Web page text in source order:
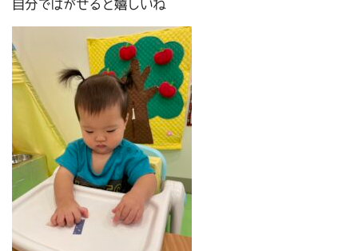
自分ではがせると嬉しいね